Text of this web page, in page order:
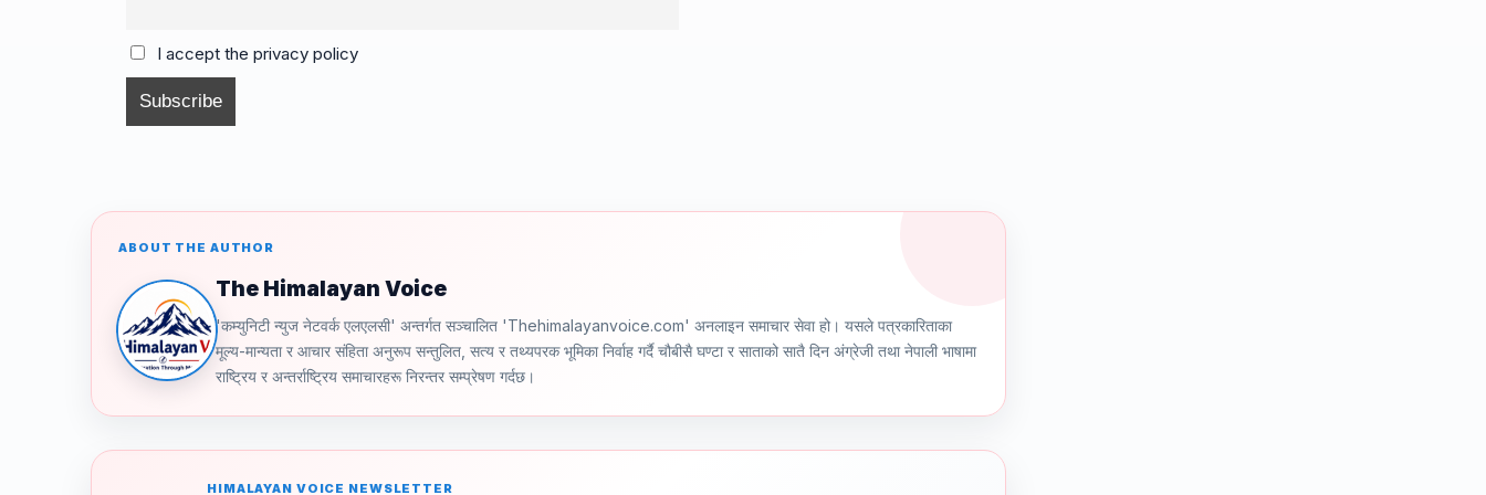
o
o
k
s
m
k
I accept the privacy policy
ABOUT THE AUTHOR
The Himalayan Voice
'कम्युनिटी न्युज नेटवर्क एलएलसी' अन्तर्गत सञ्चालित 'Thehimalayanvoice.com' अनलाइन समाचार सेवा हो। यसले पत्रकारिताका
मूल्य-मान्यता र आचार संहिता अनुरूप सन्तुलित, सत्य र तथ्यपरक भूमिका निर्वाह गर्दै चौबीसै घण्टा र साताको सातै दिन अंग्रेजी तथा नेपाली भाषामा
राष्ट्रिय र अन्तर्राष्ट्रिय समाचारहरू निरन्तर सम्प्रेषण गर्दछ।
HIMALAYAN VOICE NEWSLETTER